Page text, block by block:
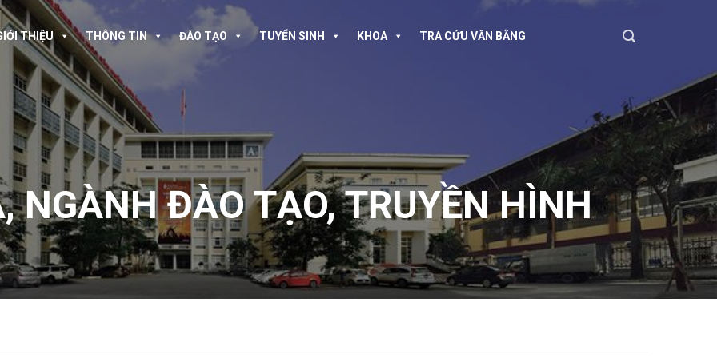
THIỆU THÔNG TIN ĐÀO TẠO TUYỂN SINH KHOA TRA CỨU VĂN BẰNG
,NGÀNH ĐÀO TẠO,TRUYỀN HÌNH